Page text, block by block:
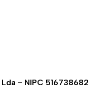
- NIPC 516738682